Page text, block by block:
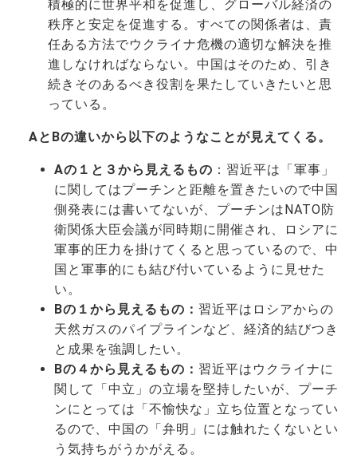
積極的に世界平和を促進し、グローバル経済の
秩序と安定を促進する。すべての関係者は、責
任ある方法でウクライナ危機の適切な解決を推
進しなければならない。中国はそのため、引き
続きそのあるべき役割を果たしていきたいと思
っている。
AとBの違いから以下のようなことが見えてくる。
Aの１と３から見えるもの ：習近平は「軍事」
に関してはプーチンと距離を置きたいので中国
側発表には書いてないが、プーチンはNATO防
衛関係大臣会議が同時期に開催され、ロシアに
軍事的圧力を掛けてくると思っているので、中
国と軍事的にも結び付いているように見せた
い。
Bの１から見えるもの： 習近平はロシアからの
天然ガスのパイプラインなど、経済的結びつき
と成果を強調したい。
Bの４から見えるもの： 習近平はウクライナに
関して「中立」の立場を堅持したいが、プーチ
ンにとっては「不愉快な」立ち位置となってい
るので、中国の「弁明」には触れたくないとい
う気持ちがうかがえる。